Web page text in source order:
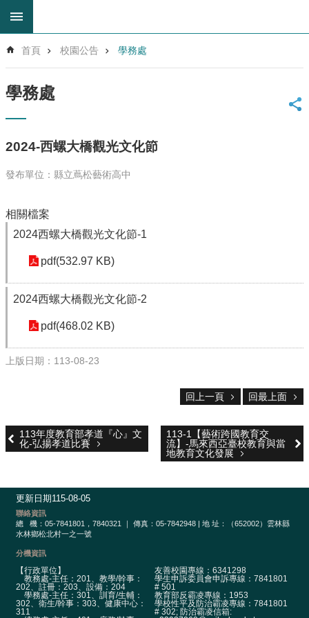
跳到主要內容區塊
階
搜
首
站
雲
林
平
園
公
告
選
單
認
識
校
行
首頁 校園公告 學務處
學務處
2024-西螺大橋觀光文化節
發布單位：縣立蔦松藝術高中
相關檔案
2024西螺大橋觀光文化節-1
pdf(532.97 KB)
2024西螺大橋觀光文化節-2
pdf(468.02 KB)
上版日期：113-08-23
回上一頁 回最上面
113年度教育部孝道『心』文
化-弘揚孝道比賽
113-1【藝術跨國教育交
流】-馬來西亞臺校教育與當
地教育文化發展
更新日期115-08-05
聯絡資訊
總
機：05-7841801，7840321 ｜ 傳真：05-7842948 | 地 址：（652002）雲林縣
水林鄉松北村一之一號
分機資訊
【行政單位】
教務處-主任：201、教學/幹事：
202、註冊：203、設備：204
學務處-主任：301、訓育/生輔：
302、衛生/幹事：303、健康中心：
311
友善校園專線：6341298
學生申訴委員會申訴專線：7841801
# 501
教育部反霸凌專線：1953
學校性平及防治霸凌專線：7841801
# 302; 防治霸凌信箱: